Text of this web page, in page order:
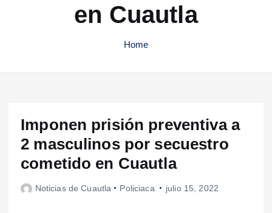
en Cuautla
Home
Imponen prisión preventiva a
2 masculinos por secuestro
cometido en Cuautla
Noticias de Cuautla Policiaca julio 15, 2022